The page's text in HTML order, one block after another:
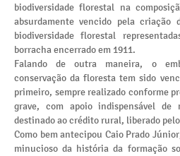
biodiversidade florestal na
absurdamente vencido pela criação
biodiversidade florestal
borracha encerrado em 1911.
Falando de outra maneira, o
conservação da floresta tem sido
primeiro, sempre realizado conforme
grave, com apoio indispensável
destinado ao crédito rural, liberado
Como bem antecipou Caio Prado
minucioso da história da formação